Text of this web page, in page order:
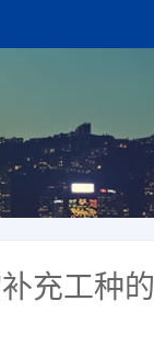
充工种的